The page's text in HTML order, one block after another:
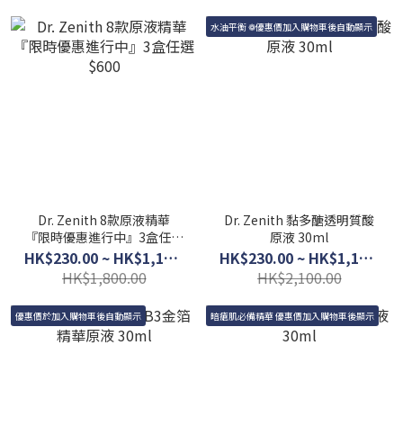
Dr. Zenith 8款原液精華
『限時優惠進行中』3盒任選
$600
HK$230.00 ~ HK$1,150.00
HK$1,800.00
水油平衡 ❁優惠價加入購物車後自動顯示
Dr. Zenith 黏多醣透明質酸
原液 30ml
HK$230.00 ~ HK$1,150.00
HK$2,100.00
優惠價於加入購物車後自動顯示 暗瘡肌必備精華 優惠價加入購物車後顯示